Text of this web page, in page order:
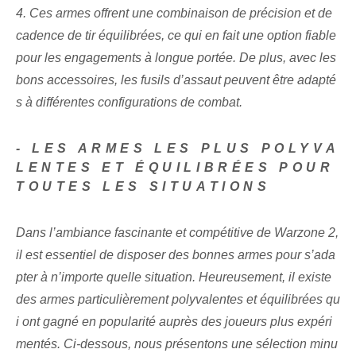
4. ⁤Ces armes ⁢offrent une combinaison de précision et de
cadence de tir équilibrées, ce qui en fait une option fiable‌
pour les engagements à longue portée. De plus, avec les
bons accessoires, les fusils d’assaut peuvent être adapté
s à différentes configurations de combat.
-​ LES ARMES LES PLUS POLYVA
LENTES ET ÉQUILIBRÉES POUR
TOUTES LES SITUATIONS
Dans l’ambiance fascinante et compétitive de Warzone 2,
il est essentiel de disposer des bonnes armes pour s’ada
pter à n’importe quelle situation. Heureusement, il existe
des armes particulièrement polyvalentes et équilibrées qu
i ont gagné en popularité auprès des joueurs plus expéri
mentés. Ci-dessous, nous présentons une sélection minu